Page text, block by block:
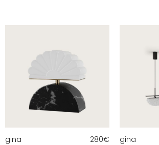
gina 280€ gina